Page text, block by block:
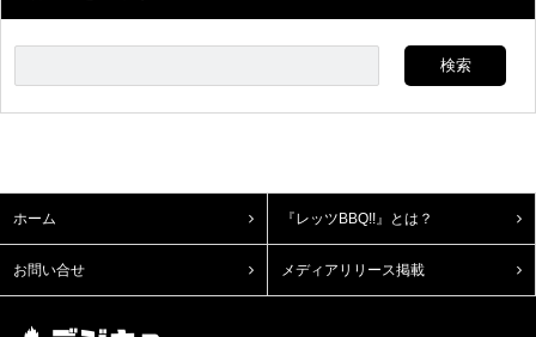
ホーム 『レッツBBQ!!』とは？
お問い合せ メディアリリース掲載